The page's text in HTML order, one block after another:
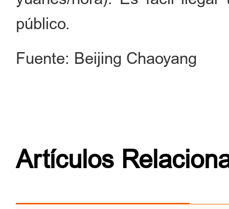
público.
Fuente: Beijing Chaoyang
Artículos